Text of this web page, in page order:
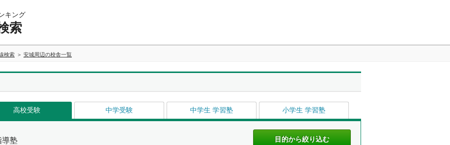
キング
索
検索 安城周辺の校舎一覧
高校受験 中学受験 中学生 学習塾 小学生 学習塾
導塾